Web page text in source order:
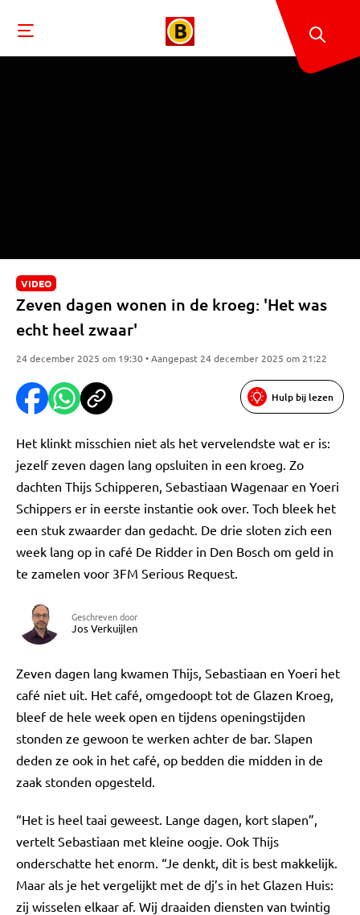
VIDEO
Zeven dagen wonen in de kroeg: 'Het was
echt heel zwaar'
24 december 2025 om 19:30 • Aangepast 24 december 2025 om 21:22
Hulp bij lezen
Het klinkt misschien niet als het vervelendste wat er is:
jezelf zeven dagen lang opsluiten in een kroeg. Zo
dachten Thijs Schipperen, Sebastiaan Wagenaar en Yoeri
Schippers er in eerste instantie ook over. Toch bleek het
een stuk zwaarder dan gedacht. De drie sloten zich een
week lang op in café De Ridder in Den Bosch om geld in
te zamelen voor 3FM Serious Request.
Geschreven door
Jos Verkuijlen
Zeven dagen lang kwamen Thijs, Sebastiaan en Yoeri het
café niet uit. Het café, omgedoopt tot de Glazen Kroeg,
bleef de hele week open en tijdens openingstijden
stonden ze gewoon te werken achter de bar. Slapen
deden ze ook in het café, op bedden die midden in de
zaak stonden opgesteld.
“Het is heel taai geweest. Lange dagen, kort slapen”,
vertelt Sebastiaan met kleine oogje. Ook Thijs
onderschatte het enorm. “Je denkt, dit is best makkelijk.
Maar als je het vergelijkt met de dj’s in het Glazen Huis:
zij wisselen elkaar af. Wij draaiden diensten van twintig